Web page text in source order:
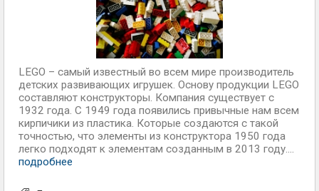
LEGO – самый известный во всем мире производитель
детских развивающих игрушек. Основу продукции LEGO
составляют конструкторы. Компания существует с
1932 года. С 1949 года появились привычные нам всем
кирпичики из пластика. Которые создаются с такой
точностью, что элементы из конструктора 1950 года
легко подходят к элементам созданным в 2013 году....
подробнее